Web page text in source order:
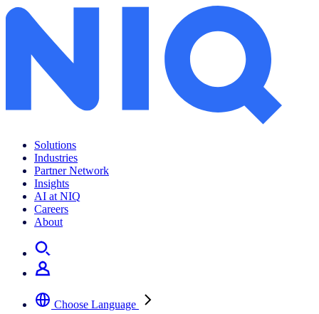
Solutions
Industries
Partner Network
Insights
AI at NIQ
Careers
About
Choose Language